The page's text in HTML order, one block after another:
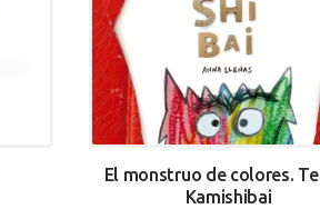
El monstruo de colores.
Kamishibai